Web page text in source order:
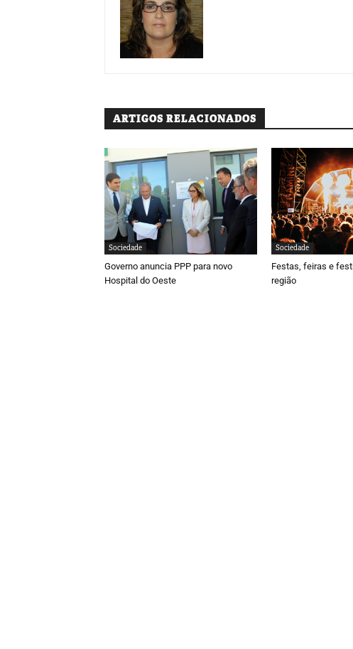
ARTIGOS RELACIONADOS
Sociedade
Governo anuncia PPP para novo
Hospital do Oeste
Sociedade
Festas, feiras e
região